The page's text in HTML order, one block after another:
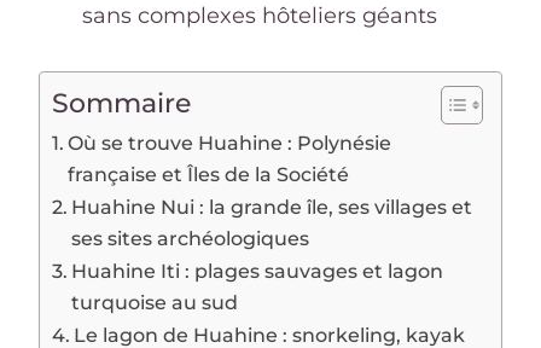
sans complexes hôteliers géants
Sommaire
Où se trouve Huahine : Polynésie
française et Îles de la Société
Huahine Nui : la grande île, ses villages et
ses sites archéologiques
Huahine Iti : plages sauvages et lagon
turquoise au sud
Le lagon de Huahine : snorkeling, kayak